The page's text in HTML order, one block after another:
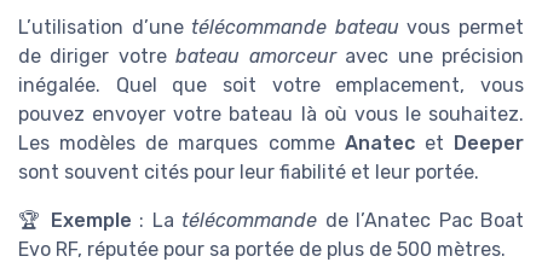
L’utilisation d’une télécommande bateau vous permet
de diriger votrebateau amorceuravec une précision
inégalée. Quel que soit votre emplacement, vous
pouvez envoyer votre bateau là où vous le souhaitez.
Les modèles de marques comme Anatecet Deeper
sont souvent cités pour leur fiabilité et leur portée.
🏆 Exemple : La télécommande de l’Anatec Pac Boat
Evo RF, réputée pour sa portée de plus de 500 mètres.